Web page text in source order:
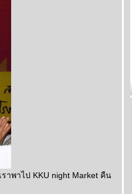
าพาไป KKU night Market คืน